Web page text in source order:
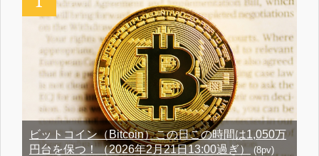
ビットコイン（Bitcoin）この日この時間は1,050万
円台を保つ！（2026年2月21日13:00過ぎ）
(8pv)